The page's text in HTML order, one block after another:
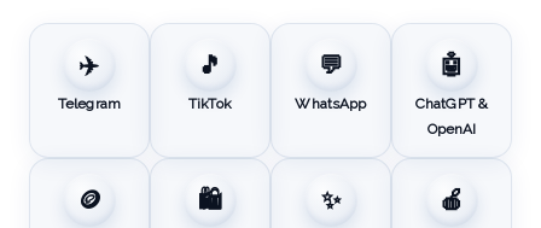
✈️
Telegram
🎵
TikTok
💬
WhatsApp
🤖
ChatGPT &
OpenAI
🪙 🛍️ ✨ 🍎